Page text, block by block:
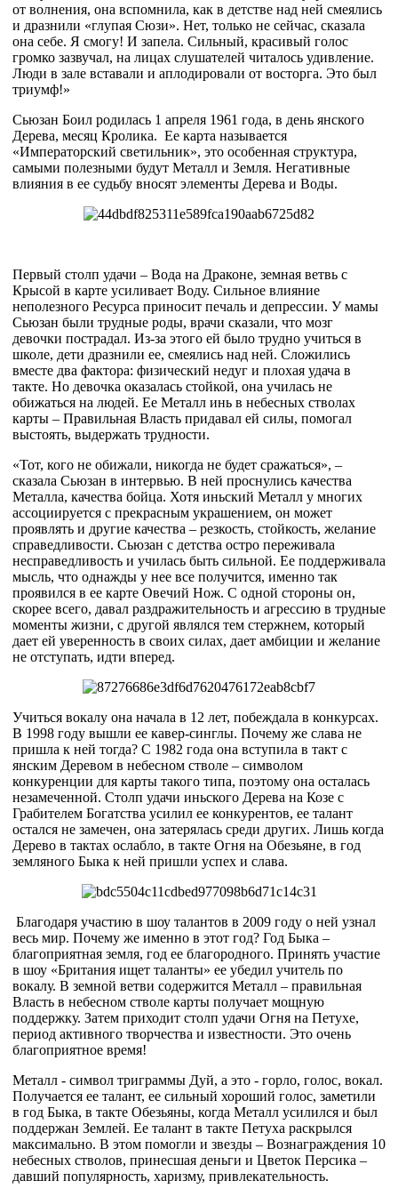
от волнения, она вспомнила, как в детстве над ней смеялись
и дразнили «глупая Сюзи». Нет, только не сейчас, сказала
она себе. Я смогу! И запела. Сильный, красивый голос
громко зазвучал, на лицах слушателей читалось удивление.
Люди в зале вставали и аплодировали от восторга. Это был
триумф!»
Сьюзан Боил родилась 1 апреля 1961 года, в день янского
Дерева, месяц Кролика. Ее карта называется
«Императорский светильник», это особенная структура,
самыми полезными будут Металл и Земля. Негативные
влияния в ее судьбу вносят элементы Дерева и Воды.
Первый столп удачи – Вода на Драконе, земная ветвь с
Крысой в карте усиливает Воду. Сильное влияние
неполезного Ресурса приносит печаль и депрессии. У мамы
Сьюзан были трудные роды, врачи сказали, что мозг
девочки пострадал. Из-за этого ей было трудно учиться в
школе, дети дразнили ее, смеялись над ней. Сложились
вместе два фактора: физический недуг и плохая удача в
такте. Но девочка оказалась стойкой, она училась не
обижаться на людей. Ее Металл инь в небесных стволах
карты – Правильная Власть придавал ей силы, помогал
выстоять, выдержать трудности.
«Тот, кого не обижали, никогда не будет сражаться», –
сказала Сьюзан в интервью. В ней проснулись качества
Металла, качества бойца. Хотя иньский Металл у многих
ассоциируется с прекрасным украшением, он может
проявлять и другие качества – резкость, стойкость, желание
справедливости. Сьюзан с детства остро переживала
несправедливость и училась быть сильной. Ее поддерживала
мысль, что однажды у нее все получится, именно так
проявился в ее карте Овечий Нож. С одной стороны он,
скорее всего, давал раздражительность и агрессию в трудные
моменты жизни, с другой являлся тем стержнем, который
дает ей уверенность в своих силах, дает амбиции и желание
не отступать, идти вперед.
Учиться вокалу она начала в 12 лет, побеждала в конкурсах.
В 1998 году вышли ее кавер-синглы. Почему же слава не
пришла к ней тогда? С 1982 года она вступила в такт с
янским Деревом в небесном стволе – символом
конкуренции для карты такого типа, поэтому она осталась
незамеченной. Столп удачи иньского Дерева на Козе с
Грабителем Богатства усилил ее конкурентов, ее талант
остался не замечен, она затерялась среди других. Лишь когда
Дерево в тактах ослабло, в такте Огня на Обезьяне, в год
земляного Быка к ней пришли успех и слава.
Благодаря участию в шоу талантов в 2009 году о ней узнал
весь мир. Почему же именно в этот год? Год Быка –
благоприятная земля, год ее благородного. Принять участие
в шоу «Британия ищет таланты» ее убедил учитель по
вокалу. В земной ветви содержится Металл – правильная
Власть в небесном стволе карты получает мощную
поддержку. Затем приходит столп удачи Огня на Петухе,
период активного творчества и известности. Это очень
благоприятное время!
Металл - символ триграммы Дуй, а это - горло, голос, вокал.
Получается ее талант, ее сильный хороший голос, заметили
в год Быка, в такте Обезьяны, когда Металл усилился и был
поддержан Землей. Ее талант в такте Петуха раскрылся
максимально. В этом помогли и звезды – Вознаграждения 10
небесных стволов, принесшая деньги и Цветок Персика –
давший популярность, харизму, привлекательность.